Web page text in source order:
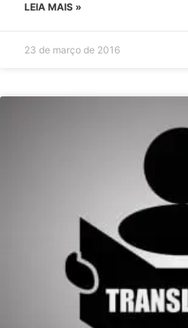
LEIA MAIS »
23 de março de 2016